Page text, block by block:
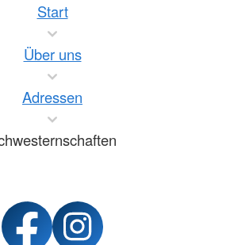
Start
Über uns
Adressen